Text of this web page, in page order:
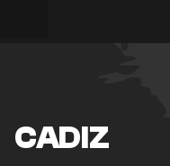
CADIZ